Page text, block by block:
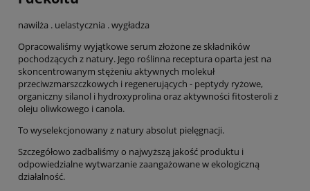
nawilża . uelastycznia . wygładza
Opracowaliśmy wyjątkowe serum złożone ze składników
pochodzących z natury. Jego roślinna receptura oparta jest na
skoncentrowanym stężeniu aktywnych molekuł
przeciwzmarszczkowych i regenerujących - peptydy ryżowe,
organiczny silanol i hydroxyprolina oraz aktywności fitosteroli z
oleju oliwkowego i canola.
To wyselekcjonowany z natury absolut pielęgnacji.
Szczegółowo zadbaliśmy o najwyższą jakość produktu i
odpowiedzialne wytwarzanie zaangażowane w ekologiczną
działalność.